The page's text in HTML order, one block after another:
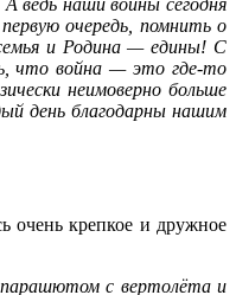
ведь наши воины сегодня
очередь, помнить о
и Родина — едины! С
что война — это где-то
неимоверно больше
день благодарны нашим
очень крепкое и дружное
с вертолёта и